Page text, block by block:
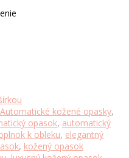
Automatické kožené opasky,
opasok, automatický
k obleku, elegantný
, kožený opasok